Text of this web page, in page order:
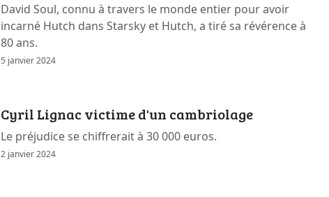
David Soul, connu à travers le monde entier pour avoir
incarné Hutch dans Starsky et Hutch, a tiré sa révérence à
80 ans.
5 janvier 2024
Cyril Lignac victime d'un cambriolage
Le préjudice se chiffrerait à 30 000 euros.
2 janvier 2024